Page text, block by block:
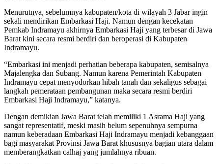
Menurutnya, sebelumnya kabupaten/kota di wilayah 3 Jabar ingin
sekali mendirikan Embarkasi Haji. Namun dengan kecekatan
Pemkab Indramayu akhirnya Embarkasi Haji yang terbesar di Jawa
Barat kini secara resmi berdiri dan beroperasi di Kabupaten
Indramayu.
“Embarkasi ini menjadi perhatian beberapa kabupaten, semisalnya
Majalengka dan Subang. Namun karena Pemerintah Kabupaten
Indramayu cepat menyodorkan hibah tanah dan sekaligus sebagai
langkah pemerataan pembangunan maka secara resmi berdiri
Embarkasi Haji Indramayu,” katanya.
Dengan demikian Jawa Barat telah memiliki 1 Asrama Haji yang
sangat representatif, meski masih belum sepenuhnya sempurna
namun keberadaan Embarkasi Haji Indramayu menjadi kebanggaan
bagi masyarakat Provinsi Jawa Barat khususnya bagian utara dalam
memberangkatkan calhaj yang jumlahnya ribuan.